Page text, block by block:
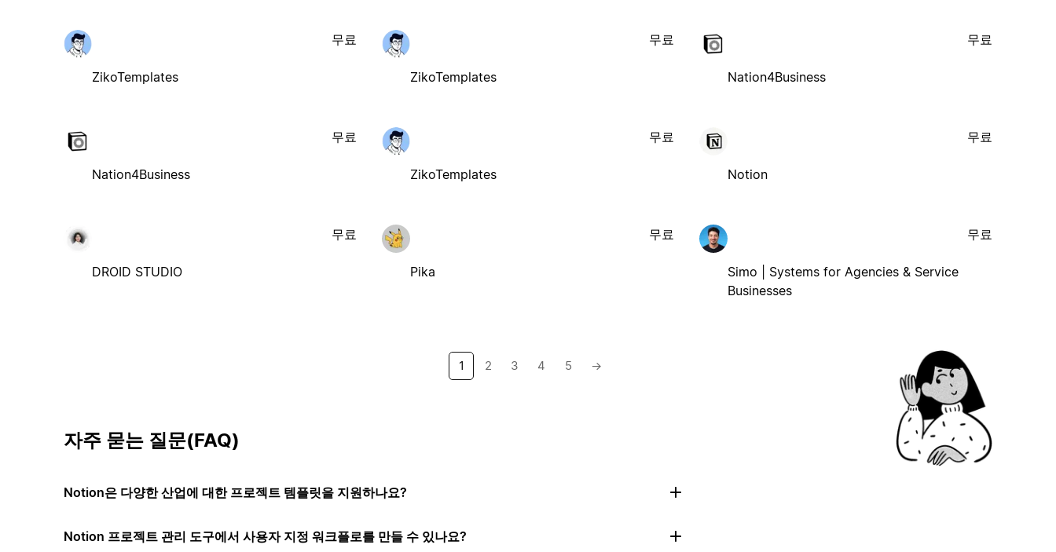
ZikoTemplates
무료
ZikoTemplates
무료
Nation4Business
무료
Nation4Business
무료
ZikoTemplates
무료
Notion
무료
DROID STUDIO
무료
Pika
무료
Simo | Systems for Agencies & Service
Businesses
무료
1 2 3 4 5 →
자주 묻는 질문(FAQ)
Notion은 다양한 산업에 대한 프로젝트 템플릿을 지원하나요?
Notion 프로젝트 관리 도구에서 사용자 지정 워크플로를 만들 수 있나요?